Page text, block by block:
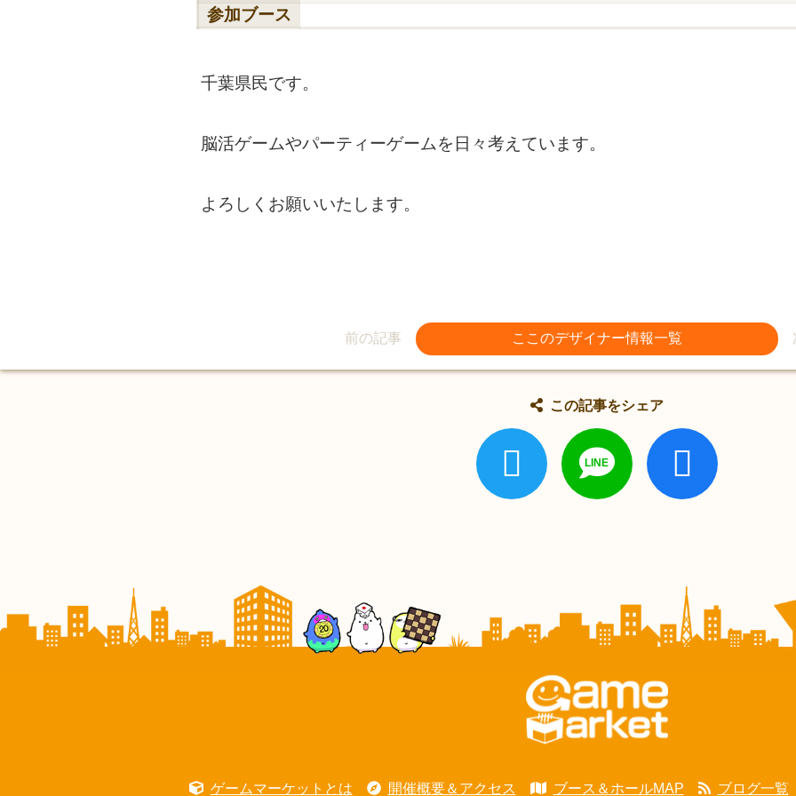
参加ブース
千葉県民です。
脳活ゲームやパーティーゲームを日々考えています。
よろしくお願いいたします。
前の記事 ここのデザイナー情報一覧
この記事をシェア
ゲームマーケットとは 開催概要＆アクセス ブース＆ホールMAP ブログ一覧